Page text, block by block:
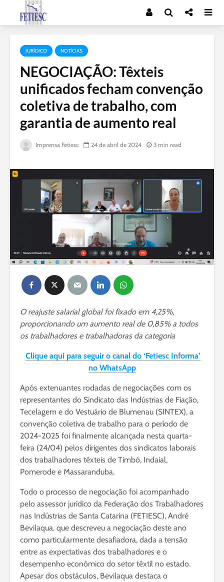
JURÍDICO NOTÍCIAS
NEGOCIAÇÃO: Têxteis
unificados fecham convenção
coletiva de trabalho, com
garantia de aumento real
Imprensa Fetiesc 24 de abril de 2024 3 min read
O reajuste salarial global foi fixado em 4,25%,
proporcionando um aumento real de 0,85% a todos
os trabalhadores e trabalhadoras da categoria
Clique aqui para seguir o canal do ‘Fetiesc Informa’
no WhatsApp
Após extenuantes rodadas de negociações com os
representantes do Sindicato das Indústrias de Fiação,
Tecelagem e do Vestuário de Blumenau (SINTEX), a
convenção coletiva de trabalho para o período de
2024-2025 foi finalmente alcançada nesta quarta-
feira (24/04) pelos dirigentes dos sindicatos laborais
dos trabalhadores têxteis de Timbó, Indaial,
Pomerode e Massaranduba.
Todo o processo de negociação foi acompanhado
pelo assessor jurídico da Federação dos Trabalhadores
nas Indústrias de Santa Catarina (FETIESC), André
Bevilaqua, que descreveu a negociação deste ano
como particularmente desafiadora, dada a tensão
entre as expectativas dos trabalhadores e o
desempenho econômico do setor têxtil no estado.
Apesar dos obstáculos, Bevilaqua destaca o